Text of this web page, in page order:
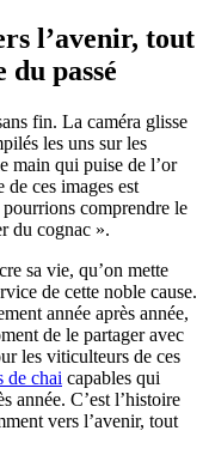
l’avenir, tout
passé
fin. La caméra glisse
les uns sur les
main qui puise de l’or
ces images est
pourrions comprendre le
du cognac ».
sa vie, qu’on mette
de cette noble cause.
année après année,
de le partager avec
les viticulteurs de ces
de chai capables qui
année. C’est l’histoire
vers l’avenir, tout